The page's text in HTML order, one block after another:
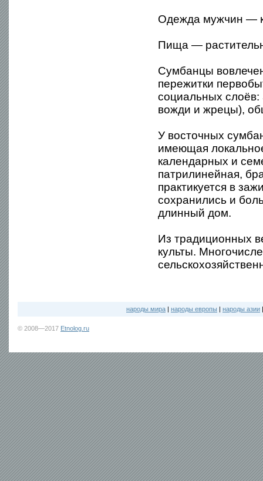
Одежда мужчин —
Пища —
Сумбанцы
пережитки
социальных слоёв:
вожди и жрецы),
У восточных
имеющая
календарных и
патрилинейная,
практикуется в
сохранились и
длинный дом.
Из традиционных
культы.
народы мира | народы европы | народы азии
© 2008—2017 Etnolog.ru